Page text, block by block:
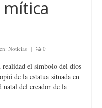
Noticias | 0
realidad el símbolo del dios
de la estatua situada en
del creador de la